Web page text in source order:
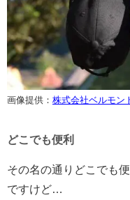
画像提供： 株式会社ベルモン
どこでも便利
その名の通りどこでも
ですけど…